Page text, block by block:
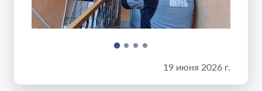
19 июня 2026 г.